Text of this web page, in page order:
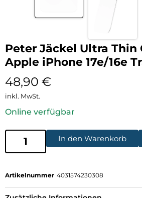
Peter Jäckel Ultra Thin
Apple iPhone 17e/16e
48,90 €
inkl. MwSt.
Online verfügbar
In den Warenkorb
Artikelnummer 4031574230308